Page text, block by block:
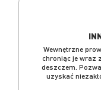
Wewnętrzne
chroniąc je wraz
deszczem.
uzyskać